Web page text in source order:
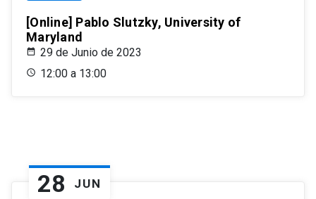
[Online] Pablo Slutzky, University of
Maryland
29 de Junio de 2023
12:00 a 13:00
28 JUN